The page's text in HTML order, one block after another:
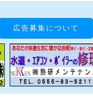
広告募集について